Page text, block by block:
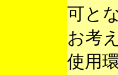
可と
お考
使用